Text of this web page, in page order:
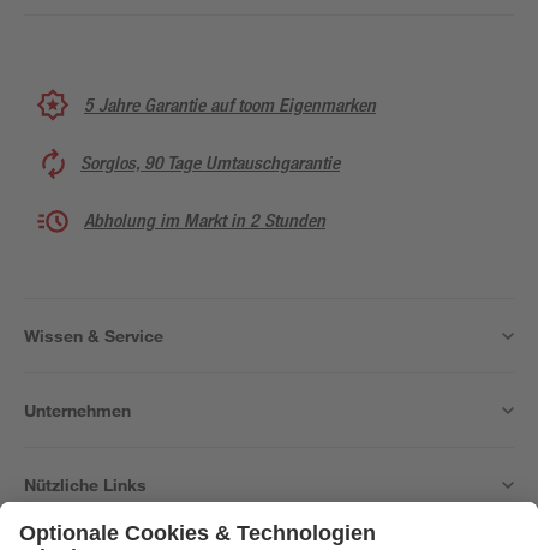
5 Jahre Garantie auf toom Eigenmarken
Sorglos, 90 Tage Umtauschgarantie
Abholung im Markt in 2 Stunden
Wissen & Service
Unternehmen
Nützliche Links